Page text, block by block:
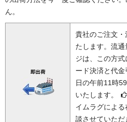
ん。
貴社のご注文
たします。流
ジは、この方
ード決済と代
日の午前11時
いたします。
イムラグによ
談させていた